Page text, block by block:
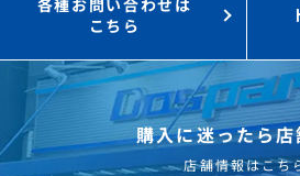
月額会員ならPC＋主要パーツ
Steamにチャージ可能
こちら
購入に迷ったら
店舗情報はこち